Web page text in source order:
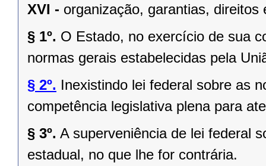
XVI - organização, garantias,
§ 1º. O Estado, no exercício de sua
normas gerais estabelecidas pela
§ 2º. Inexistindo lei federal sobre as
competência legislativa plena para
§ 3º. A superveniência de lei federal
estadual, no que lhe for contrária.